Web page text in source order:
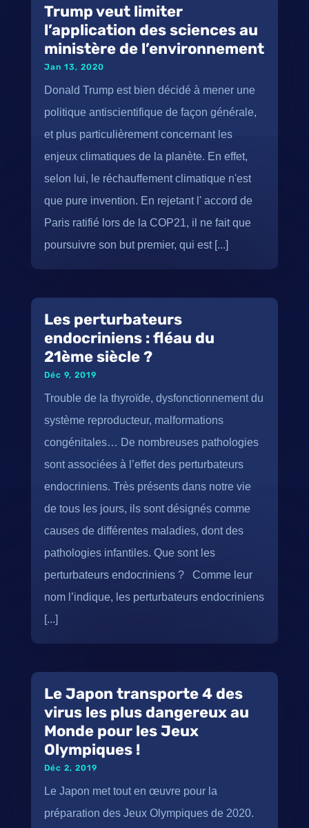
Trump veut limiter
l’application des sciences au
ministère de l’environnement
Jan 13, 2020
Donald Trump est bien décidé à mener une
politique antiscientifique de façon générale,
et plus particulièrement concernant les
enjeux climatiques de la planète. En effet,
selon lui, le réchauffement climatique n'est
que pure invention. En rejetant l' accord de
Paris ratifié lors de la COP21, il ne fait que
poursuivre son but premier, qui est [...]
Les perturbateurs
endocriniens : fléau du
21ème siècle ?
Déc 9, 2019
Trouble de la thyroïde, dysfonctionnement du
système reproducteur, malformations
congénitales… De nombreuses pathologies
sont associées à l’effet des perturbateurs
endocriniens. Très présents dans notre vie
de tous les jours, ils sont désignés comme
causes de différentes maladies, dont des
pathologies infantiles. Que sont les
perturbateurs endocriniens ? Comme leur
nom l’indique, les perturbateurs endocriniens
[...]
Le Japon transporte 4 des
virus les plus dangereux au
Monde pour les Jeux
Olympiques !
Déc 2, 2019
Le Japon met tout en œuvre pour la
préparation des Jeux Olympiques de 2020.